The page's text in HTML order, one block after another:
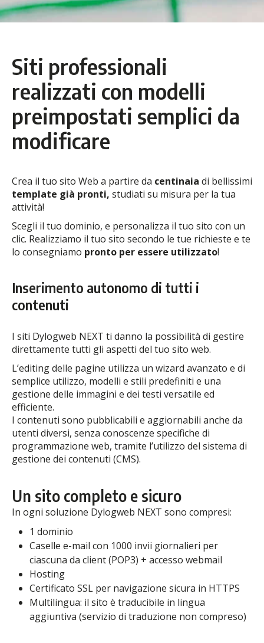
Siti professionali
realizzati con modelli
preimpostati semplici da
modificare
Crea il tuo sito Web a partire da centinaia di bellissimi
template già pronti, studiati su misura per la tua
attività!
Scegli il tuo dominio, e personalizza il tuo sito con un
clic. Realizziamo il tuo sito secondo le tue richieste e te
lo consegniamo pronto per essere utilizzato!
Inserimento autonomo di tutti i
contenuti
I siti Dylogweb NEXT ti danno la possibilità di gestire
direttamente tutti gli aspetti del tuo sito web.
L’editing delle pagine utilizza un wizard avanzato e di
semplice utilizzo, modelli e stili predefiniti e una
gestione delle immagini e dei testi versatile ed
efficiente.
I contenuti sono pubblicabili e aggiornabili anche da
utenti diversi, senza conoscenze specifiche di
programmazione web, tramite l’utilizzo del sistema di
gestione dei contenuti (CMS).
Un sito completo e sicuro
In ogni soluzione Dylogweb NEXT sono compresi:
1 dominio
Caselle e-mail con 1000 invii giornalieri per
ciascuna da client (POP3) + accesso webmail
Hosting
Certificato SSL per navigazione sicura in HTTPS
Multilingua: il sito è traducibile in lingua
aggiuntiva (servizio di traduzione non compreso)